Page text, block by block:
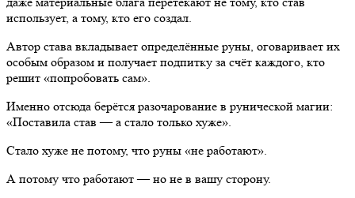
использует, а тому, кто его создал.
Автор става вкладывает определённые руны, оговаривает их
особым образом и получает подпитку за счёт каждого, кто
решит «попробовать сам».
Именно отсюда берётся разочарование в рунической магии:
«Поставила став — а стало только хуже».
Стало хуже не потому, что руны «не работают».
А потому что работают — но не в вашу сторону.